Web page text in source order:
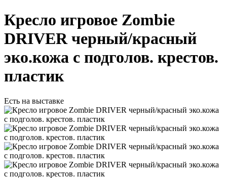
Кресло игровое Zombie
DRIVER черный/красный
эко.кожа с подголов. крестов.
пластик
Есть на выставке